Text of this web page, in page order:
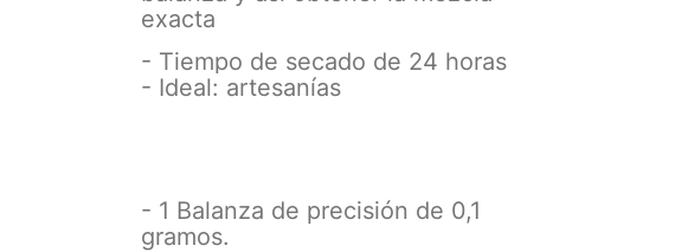
exacta
- Tiempo de secado de 24 horas
- Ideal: artesanías
- 1 Balanza de precisión de 0,1
gramos.